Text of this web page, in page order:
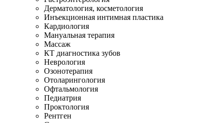
Дерматология, косметология
Инъекционная интимная пластика
Кардиология
Мануальная терапия
Массаж
КТ диагностика зубов
Неврология
Озонотерапия
Отоларингология
Офтальмология
Педиатрия
Проктология
Рентген